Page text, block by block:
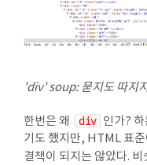
'div' soup: 묻지도 따지
한번은 왜 div 인가?
기도 했지만, HTML 표준
결책이 되지는 않았다.